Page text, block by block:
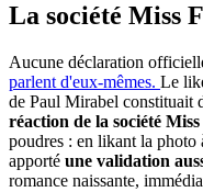
La société Miss
Aucune déclaration
parlent d'eux-mêmes. Le
de Paul Mirabel constituait
réaction de la société
poudres : en likant la photo
apporté une validation
romance naissante,